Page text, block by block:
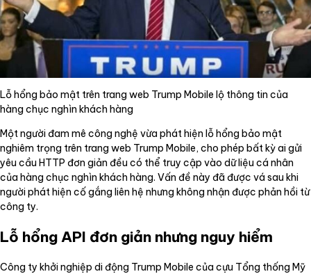
Lỗ hổng bảo mật trên trang web Trump Mobile lộ thông tin của
hàng chục nghìn khách hàng
Một người đam mê công nghệ vừa phát hiện lỗ hổng bảo mật
nghiêm trọng trên trang web Trump Mobile, cho phép bất kỳ ai gửi
yêu cầu HTTP đơn giản đều có thể truy cập vào dữ liệu cá nhân
của hàng chục nghìn khách hàng. Vấn đề này đã được vá sau khi
người phát hiện cố gắng liên hệ nhưng không nhận được phản hồi từ
công ty.
Lỗ hổng API đơn giản nhưng nguy hiểm
Công ty khởi nghiệp di động Trump Mobile của cựu Tổng thống Mỹ